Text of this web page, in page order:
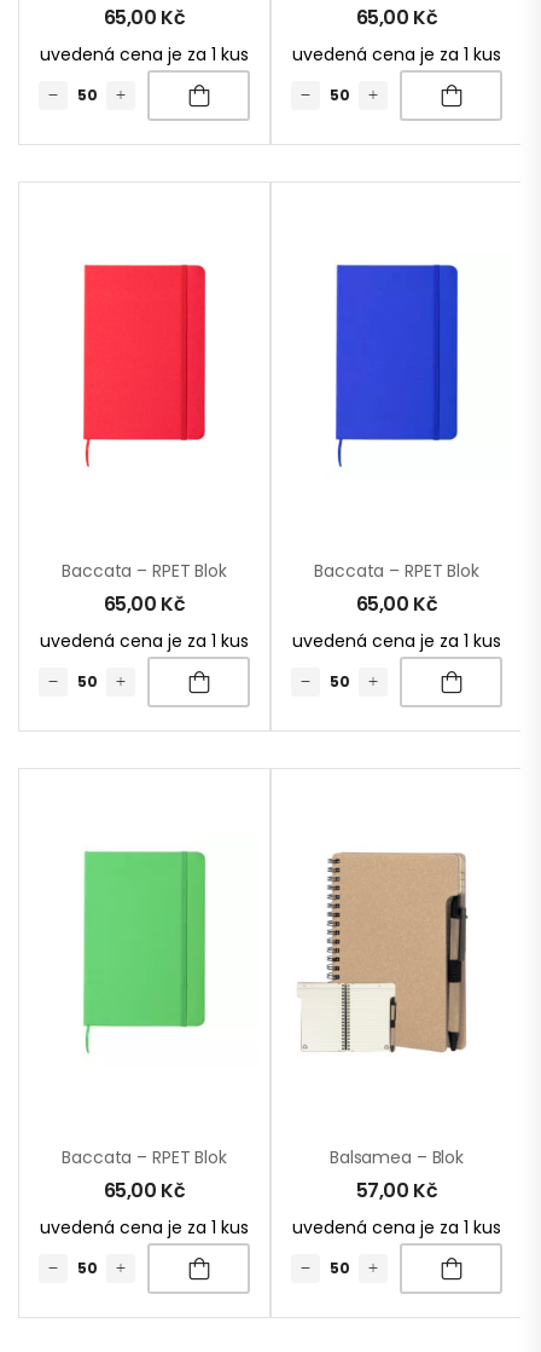
65,00 Kč
uvedená cena je za 1 kus
65,00 Kč
uvedená cena je za 1 kus
Baccata – RPET Blok
65,00 Kč
uvedená cena je za 1 kus
Baccata – RPET Blok
65,00 Kč
uvedená cena je za 1 kus
Baccata – RPET Blok
65,00 Kč
uvedená cena je za 1 kus
Balsamea – Blok
57,00 Kč
uvedená cena je za 1 kus